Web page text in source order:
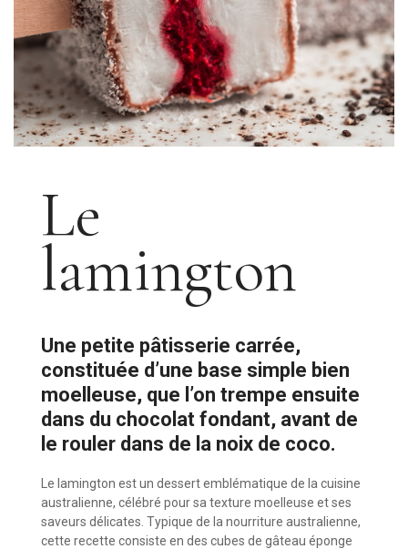
Le
lamington
Une petite pâtisserie carrée,
constituée d’une base simple bien
moelleuse, que l’on trempe ensuite
dans du chocolat fondant, avant de
le rouler dans de la noix de coco.
Le lamington est un dessert emblématique de la cuisine
australienne, célébré pour sa texture moelleuse et ses
saveurs délicates. Typique de la nourriture australienne,
cette recette consiste en des cubes de gâteau éponge